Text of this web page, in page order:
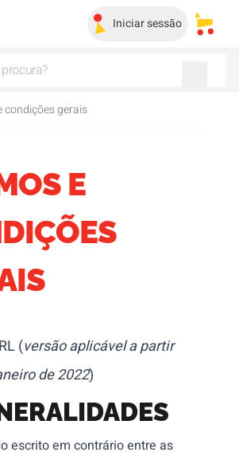
Iniciar sessão Os
condições gerais
E
(versão aplicável a partir
de 2022)
escrito em contrário entre as